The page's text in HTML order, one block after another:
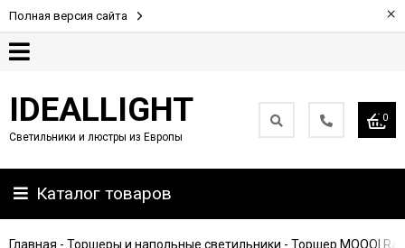
Полная версия сайта ×
Партнерам
Доставка
IDEALLIGHT
Светильники и люстры из Европы
0
Каталог товаров
Главная - Торшеры и напольные светильники - Торшер MOOOI